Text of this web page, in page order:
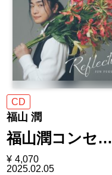
CD
福山 潤
福山潤コンセ…
¥ 4,070
2025.02.05